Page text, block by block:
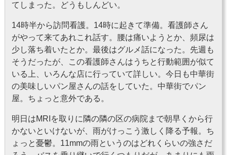
てしまった。どうもしんどい。
14時半から訪問看護。14時に起きて準備。看護師さん
がやって来てあれこれ話す。腰は痛いようとか、頻尿は
少し落ち着いたとか。最後はグルメ話になった。先週も
そうだったが、この看護師さんはうちと行動範囲が似て
いる上、いろんな店に行っていて詳しい。今日も中華街
の美味しいパン屋さんの話をしていた。中華街でパン
屋。ちょっと意外である。
明日はMRIを取りに隣の隣の区の病院まで朝早くから行
かないといけないが、雨がけっこう激しく降る予報。ち
ょっと憂鬱。11mmの雨というのはどれくらいの強さだ